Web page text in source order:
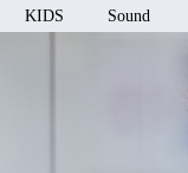
KIDS Sound